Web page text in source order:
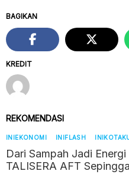
KREDIT
BAGIKAN
REKOMENDASI
INIEKONOMI INIFLASH
Dari Sampah Jadi
TALISERA AFT